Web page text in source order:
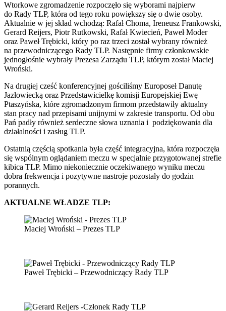
Wtorkowe zgromadzenie rozpoczęło się wyborami najpierw
do Rady TLP, która od tego roku powiększy się o dwie osoby.
Aktualnie w jej skład wchodzą: Rafał Choma, Ireneusz Frankowski,
Gerard Reijers, Piotr Rutkowski, Rafał Kwiecień, Paweł Moder
oraz Paweł Trębicki, który po raz trzeci został wybrany również
na przewodniczącego Rady TLP. Następnie firmy członkowskie
jednogłośnie wybrały Prezesa Zarządu TLP, którym został Maciej
Wroński.
Na drugiej cześć konferencyjnej gościliśmy Europoseł Danutę
Jazłowiecką oraz Przedstawicielkę komisji Europejskiej Ewę
Ptaszyńska, które zgromadzonym firmom przedstawiły aktualny
stan pracy nad przepisami unijnymi w zakresie transportu. Od obu
Pań padły również serdeczne słowa uznania i podziękowania dla
działalności i zasług TLP.
Ostatnią częścią spotkania była część integracyjna, która rozpoczęła
się wspólnym oglądaniem meczu w specjalnie przygotowanej strefie
kibica TLP. Mimo niekoniecznie oczekiwanego wyniku meczu
dobra frekwencja i pozytywne nastroje pozostały do godzin
porannych.
AKTUALNE WŁADZE TLP:
Maciej Wroński – Prezes TLP
Paweł Trębicki – Przewodniczący Rady TLP